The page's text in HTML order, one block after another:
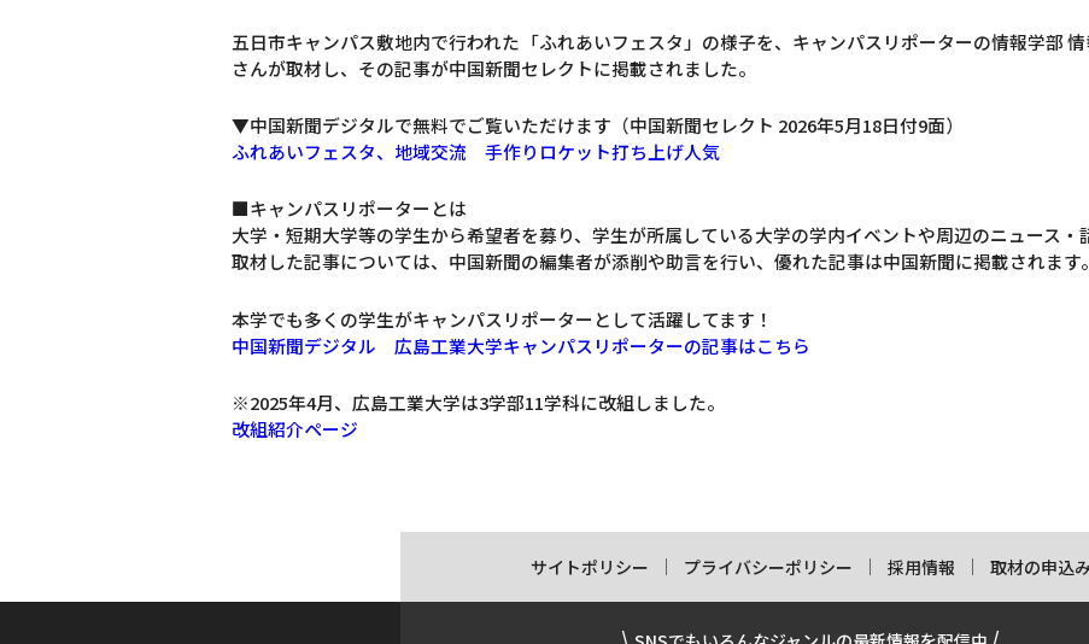
五日市キャンパス敷地内で行われた「ふれあいフェスタ」の様子を、キャンパスリポーターの情報学部
さんが取材し、その記事が中国新聞セレクトに掲載されました。
▼中国新聞デジタルで無料でご覧いただけます（中国新聞セレクト 2026年5月18日付9面）
ふれあいフェスタ、地域交流 手作りロケット打ち上げ人気
■キャンパスリポーターとは
大学・短期大学等の学生から希望者を募り、学生が所属している大学の学内イベントや周辺のニュース・
取材した記事については、中国新聞の編集者が添削や助言を行い、優れた記事は中国新聞に掲載されます。
本学でも多くの学生がキャンパスリポーターとして活躍してます！
中国新聞デジタル 広島工業大学キャンパスリポーターの記事はこちら
※2025年4月、広島工業大学は3学部11学科に改組しました。
改組紹介ページ
サイトポリシー プライバシーポリシー 採用情報 取材の申込